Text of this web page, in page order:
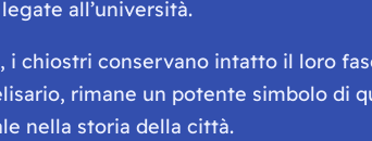
all’università.
chiostri conservano intatto il loro
rimane un potente simbolo di
nella storia della città.